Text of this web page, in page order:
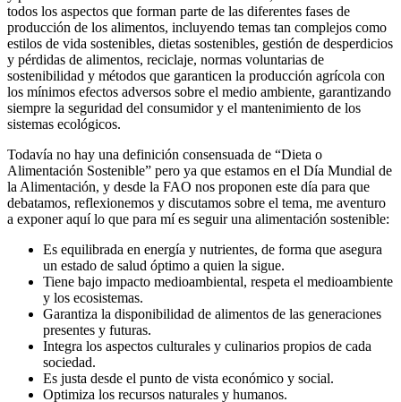
todos los aspectos que forman parte de las diferentes fases de
producción de los alimentos, incluyendo temas tan complejos como
estilos de vida sostenibles, dietas sostenibles, gestión de desperdicios
y pérdidas de alimentos, reciclaje, normas voluntarias de
sostenibilidad y métodos que garanticen la producción agrícola con
los mínimos efectos adversos sobre el medio ambiente, garantizando
siempre la seguridad del consumidor y el mantenimiento de los
sistemas ecológicos.
Todavía no hay una definición consensuada de “Dieta o
Alimentación Sostenible” pero ya que estamos en el Día Mundial de
la Alimentación, y desde la FAO nos proponen este día para que
debatamos, reflexionemos y discutamos sobre el tema, me aventuro
a exponer aquí lo que para mí es seguir una alimentación sostenible:
Es equilibrada en energía y nutrientes, de forma que asegura
un estado de salud óptimo a quien la sigue.
Tiene bajo impacto medioambiental, respeta el medioambiente
y los ecosistemas.
Garantiza la disponibilidad de alimentos de las generaciones
presentes y futuras.
Integra los aspectos culturales y culinarios propios de cada
sociedad.
Es justa desde el punto de vista económico y social.
Optimiza los recursos naturales y humanos.